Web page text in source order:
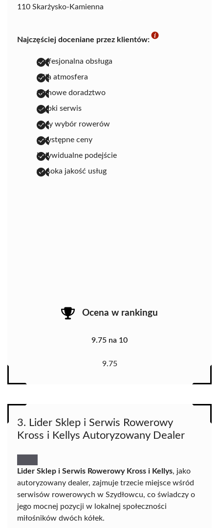
110 Skarżysko-Kamienna
Najczęściej doceniane przez klientów:
profesjonalna obsługa
miła atmosfera
fachowe doradztwo
szybki serwis
duży wybór rowerów
przystępne ceny
indywidualne podejście
wysoka jakość usług
Ocena w rankingu
9.75 na 10
9.75
3. Lider Sklep i Serwis Rowerowy
Kross i Kellys Autoryzowany Dealer
Lider Sklep i Serwis Rowerowy Kross i Kellys, jako
autoryzowany dealer, zajmuje trzecie miejsce wśród
serwisów rowerowych w Szydłowcu, co świadczy o
jego mocnej pozycji w lokalnej społeczności
miłośników dwóch kółek.